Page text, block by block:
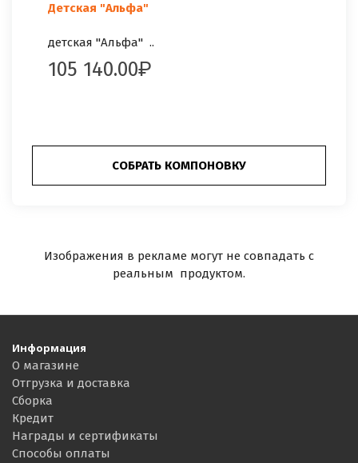
Детская "Альфа"
детская "Альфа" ..
105 140.00
СОБРАТЬ КОМПОНОВКУ
Изображения в рекламе могут не совпадать с
реальным продуктом.
Информация
О магазине
Отгрузка и доставка
Сборка
Кредит
Награды и сертификаты
Способы оплаты